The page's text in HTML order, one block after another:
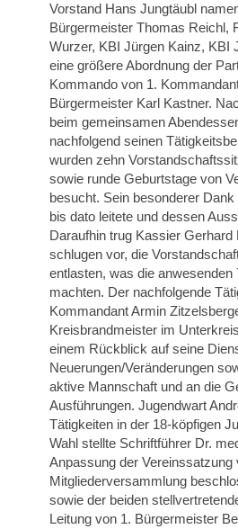
Vorstand Hans Jungtäubl
Bürgermeister Thomas Reichl,
Wurzer, KBI Jürgen Kainz, KBI
eine größere Abordnung der
Kommando von 1.
Bürgermeister Karl Kastner.
beim gemeinsamen
nachfolgend seinen
wurden zehn
sowie runde Geburtstage von
besucht. Sein besonderer
bis dato leitete und dessen
Daraufhin trug Kassier
schlugen vor, die
entlasten, was die
machten. Der nachfolgende
Kommandant Armin
Kreisbrandmeister im
einem Rückblick auf seine
Neuerungen/Veränderungen
aktive Mannschaft und an die
Ausführungen. Jugendwart
Tätigkeiten in der 18-köpfigen
Wahl stellte Schriftführer Dr.
Anpassung der
Mitgliederversammlung
sowie der beiden
Leitung von 1. Bürgermeister